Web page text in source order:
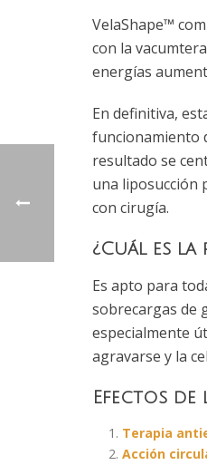
VelaShape™
con la
energías
En definitiva,
funcionamiento
resultado se
una liposucción
con cirugía.
¿Cuál es la
Es apto para
sobrecargas de
especialmente
agravarse y la
Efectos de
Terapia
Acción